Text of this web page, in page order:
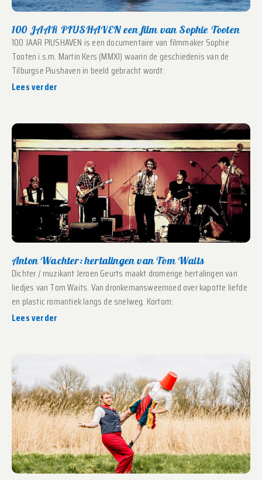
100 JAAR PIUSHAVEN een film van Sophie Tooten
100 JAAR PIUSHAVEN is een documentaire van filmmaker Sophie
Tooten i.s.m. Martin Kers (MMXI) waarin de geschiedenis van de
Tilburgse Piushaven in beeld gebracht wordt:
Lees verder
Anton Wachter: hertalingen van Tom Waits
Dichter / muzikant Jeroen Geurts maakt dromerige hertalingen van
liedjes van Tom Waits. Van dronkemansweemoed over kapotte liefde
en plastic romantiek langs de snelweg. Kortom:
Lees verder